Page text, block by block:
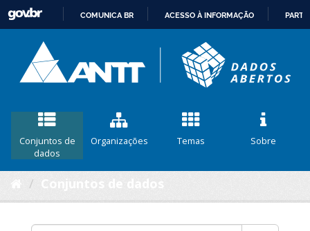
CONTEÚDO
COMUNICA BR ACESSO À INFORMAÇÃO
Conjuntos de
dados
Organizações Temas Sobre